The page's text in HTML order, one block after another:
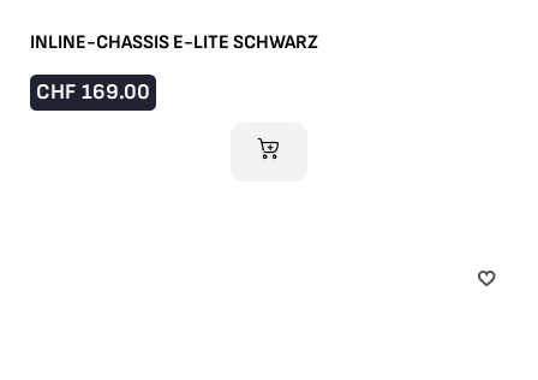
INLINE-CHASSIS E-LITE SCHWARZ
CHF 169.00
IM WARENKORB